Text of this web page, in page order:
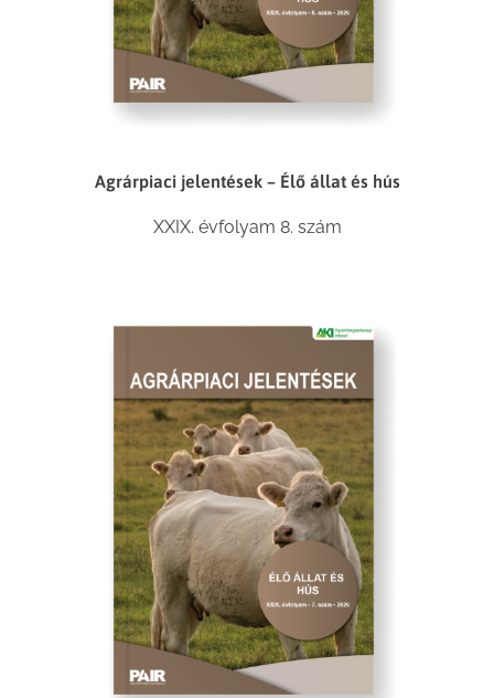
Agrárpiaci jelentések – Élő állat és hús
XXIX. évfolyam 8. szám